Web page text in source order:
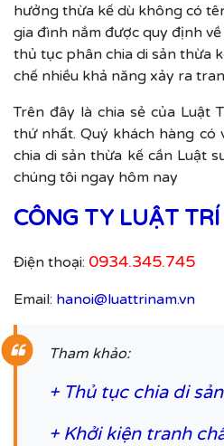
hưởng thừa kế dù không có
gia đình nắm được quy định
thủ tục phân chia di sản thừa
chế nhiều khả năng xảy ra
Trên đây là chia sẻ của Luật
thứ nhất. Quý khách hàng có
chia di sản thừa kế cần Luật
chúng tôi ngay hôm nay
CÔNG TY LUẬT
Điện thoại: 0934.345.745
Email: hanoi@luattrinam.vn
Tham khảo:
+ Thủ tục chia di
+ Khởi kiện tranh